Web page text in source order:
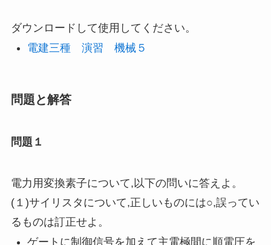
ダウンロードして使用してください。
電建三種 演習 機械５
問題と解答
問題１
電力用変換素子について,以下の問いに答えよ。
(１)サイリスタについて,正しいものには○,誤ってい
るものは訂正せよ。
ゲートに制御信号を加えて主電極間に順電圧を